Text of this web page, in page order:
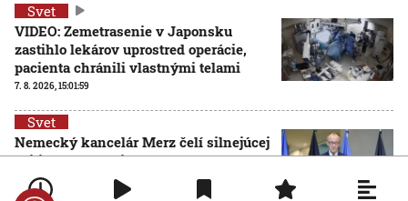
Svet
VIDEO: Zemetrasenie v Japonsku
zastihlo lekárov uprostred operácie,
pacienta chránili vlastnými telami
7. 8. 2026, 15:01:59
Svet
Nemecký kancelár Merz čelí silnejúcej
kritike pre štátnickú neschopnosť.
Jeho dôvera v udržanie jednotnosti
klesá